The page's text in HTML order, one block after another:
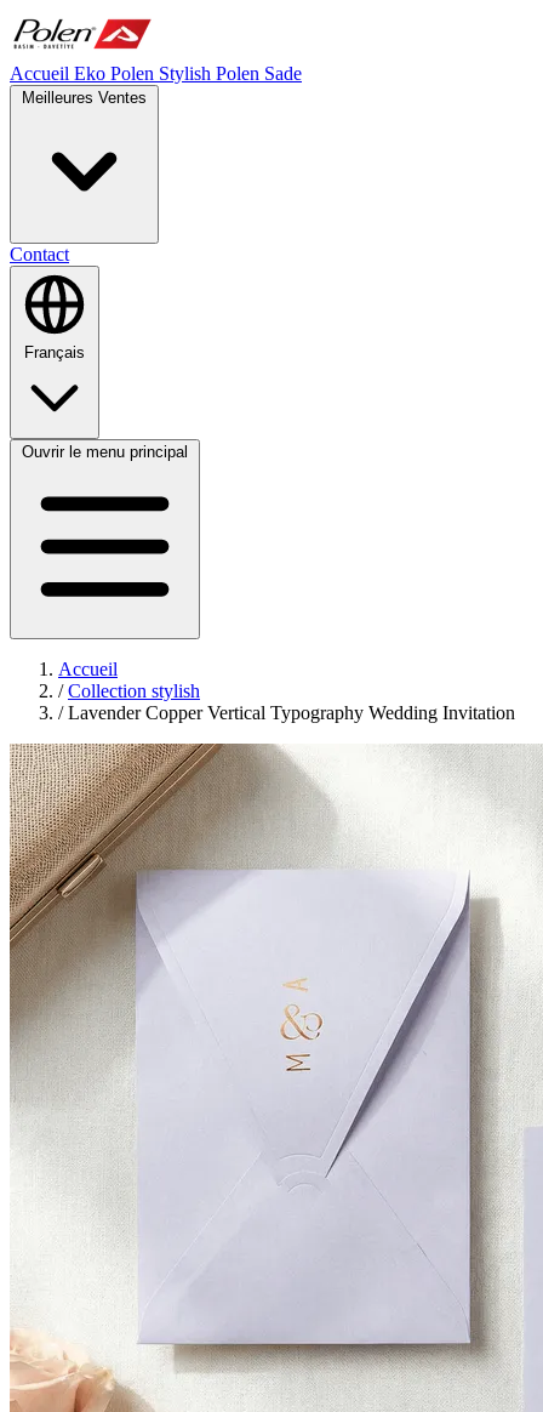
Accueil Eko Polen Stylish Polen Sade
Contact
Ouvrir le menu principal
Accueil
/ Collection stylish
/ Lavender Copper Vertical Typography Wedding Invitation